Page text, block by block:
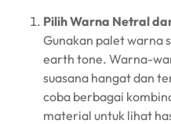
Pilih Warna Netral
Gunakan palet warna
earth tone. Warna-
suasana hangat dan
coba berbagai
material untuk lihat